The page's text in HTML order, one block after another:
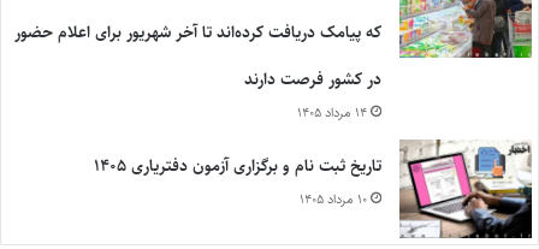
که پیامک دریافت کرده‌اند تا آخر شهریور برای اعلام حضور
در کشور فرصت دارند
۱۴ مرداد ۱۴۰۵
تاریخ ثبت نام و برگزاری آزمون دفتریاری ۱۴۰۵
۱۰ مرداد ۱۴۰۵